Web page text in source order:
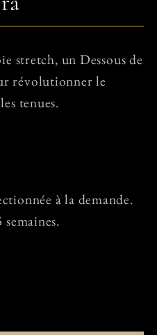
stretch, un Dessous de
révolutionner le
tenues.
à la demande.